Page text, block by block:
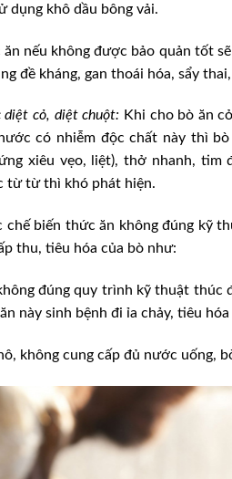
dụng khô dầu bông vải.
nếu không được bảo quản tốt
đề kháng, gan thoái hóa, sẩy
cỏ, diệt chuột: Khi cho bò ăn
có nhiễm độc chất này thì
xiêu vẹo, liệt), thở nhanh, tim
từ từ thì khó phát hiện.
chế biến thức ăn không đúng kỹ
thu, tiêu hóa của bò như:
đúng quy trình kỹ thuật thúc
này sinh bệnh đi ỉa chảy, tiêu hóa
không cung cấp đủ nước uống,
giải pháp sản xuất thức
mới